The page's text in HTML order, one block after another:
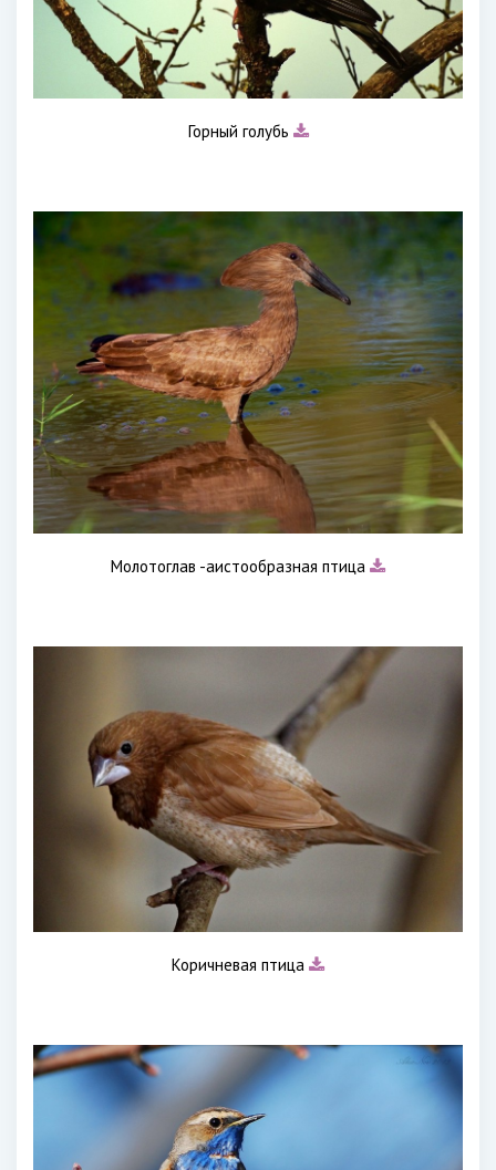
Горный голубь
Молотоглав -аистообразная птица
Коричневая птица